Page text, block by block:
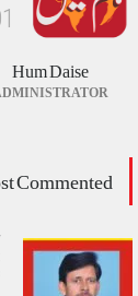
1
Hum Daise
Commented